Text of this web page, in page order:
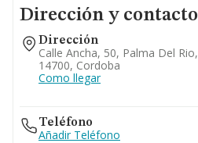
Dirección y contacto
Dirección
Calle Ancha, 50, Palma Del Rio,
14700, Cordoba
Como llegar
Teléfono
Añadir Teléfono